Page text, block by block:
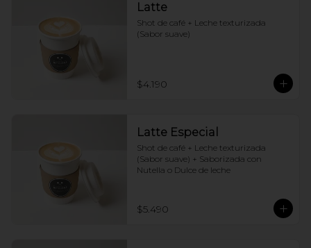
Latte
Shot de café + Leche texturizada
(Sabor suave)
$4.190
Latte Especial
Shot de café + Leche texturizada
(Sabor suave) + Saborizada con
Nutella o Dulce de leche
$5.490